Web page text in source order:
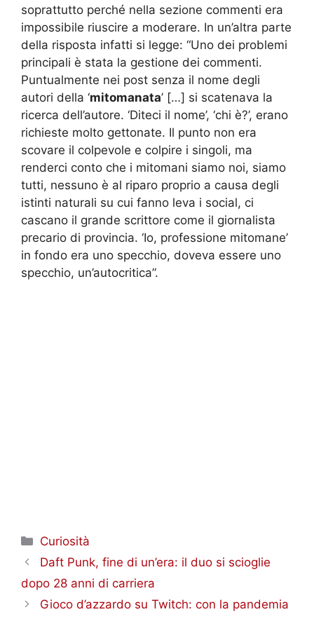
soprattutto perché nella sezione commenti era
impossibile riuscire a moderare. In un’altra parte
della risposta infatti si legge: “Uno dei problemi
principali è stata la gestione dei commenti.
Puntualmente nei post senza il nome degli
autori della ‘mitomanata’ […] si scatenava la
ricerca dell’autore. ‘Diteci il nome’, ‘chi è?’, erano
richieste molto gettonate. Il punto non era
scovare il colpevole e colpire i singoli, ma
renderci conto che i mitomani siamo noi, siamo
tutti, nessuno è al riparo proprio a causa degli
istinti naturali su cui fanno leva i social, ci
cascano il grande scrittore come il giornalista
precario di provincia. ‘Io, professione mitomane’
in fondo era uno specchio, doveva essere uno
specchio, un’autocritica”.
Categorie
Curiosità
Daft Punk, fine di un’era: il duo si scioglie
dopo 28 anni di carriera
Gioco d’azzardo su Twitch: con la pandemia